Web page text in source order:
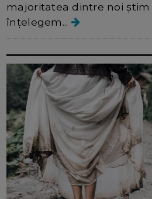
majoritatea dintre noi știm
înțelegem...